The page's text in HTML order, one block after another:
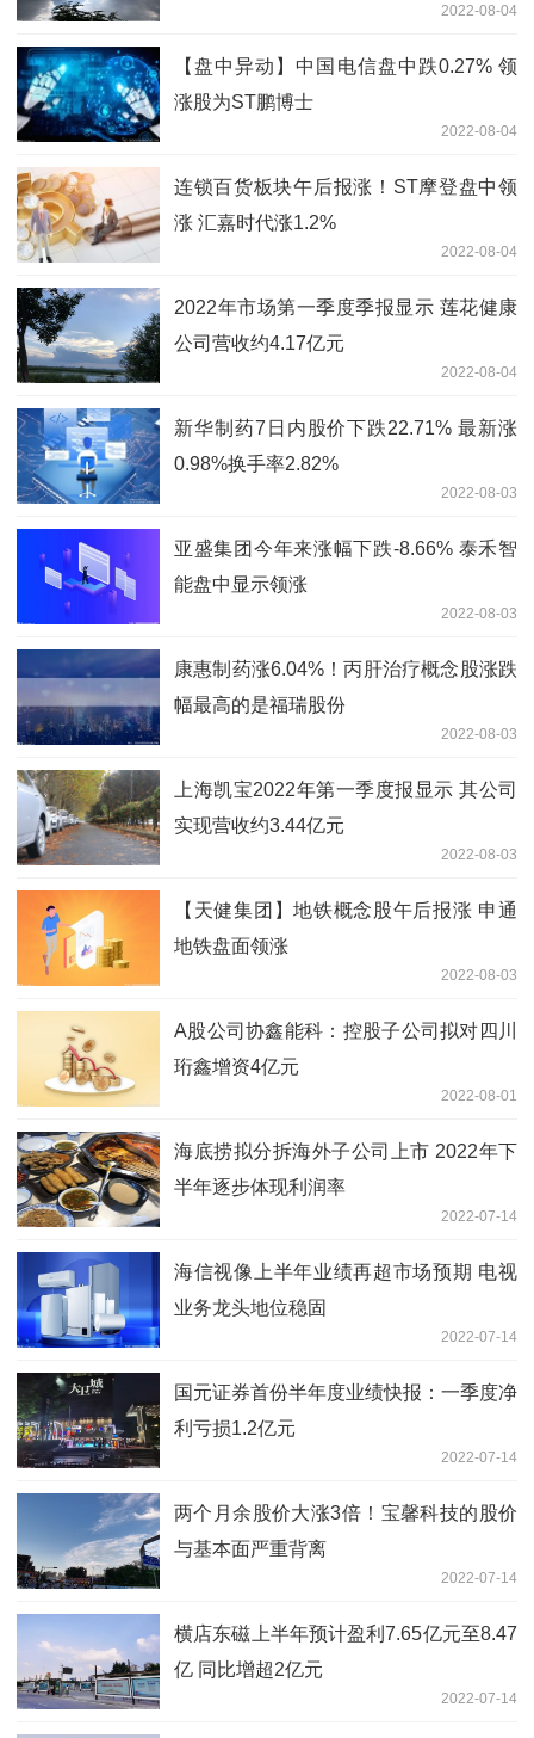
2022-08-04
【盘中异动】中国电信盘中跌0.27% 领
涨股为ST鹏博士
2022-08-04
连锁百货板块午后报涨！ST摩登盘中领
涨 汇嘉时代涨1.2%
2022-08-04
2022年市场第一季度季报显示 莲花健康
公司营收约4.17亿元
2022-08-04
新华制药7日内股价下跌22.71% 最新涨
0.98%换手率2.82%
2022-08-03
亚盛集团今年来涨幅下跌-8.66% 泰禾智
能盘中显示领涨
2022-08-03
康惠制药涨6.04%！丙肝治疗概念股涨跌
幅最高的是福瑞股份
2022-08-03
上海凯宝2022年第一季度报显示 其公司
实现营收约3.44亿元
2022-08-03
【天健集团】地铁概念股午后报涨 申通
地铁盘面领涨
2022-08-03
A股公司协鑫能科：控股子公司拟对四川
珩鑫增资4亿元
2022-08-01
海底捞拟分拆海外子公司上市 2022年下
半年逐步体现利润率
2022-07-14
海信视像上半年业绩再超市场预期 电视
业务龙头地位稳固
2022-07-14
国元证券首份半年度业绩快报：一季度净
利亏损1.2亿元
2022-07-14
两个月余股价大涨3倍！宝馨科技的股价
与基本面严重背离
2022-07-14
横店东磁上半年预计盈利7.65亿元至8.47
亿 同比增超2亿元
2022-07-14